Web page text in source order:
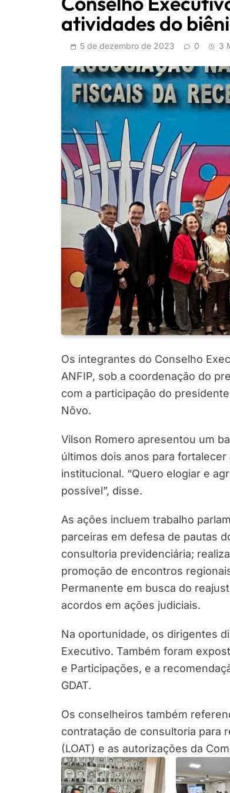
atividades do
5 de dezembro de 2023 0 3
Os integrantes do Conselho
ANFIP, sob a coordenação do
com a participação do
Nôvo.
Vilson Romero apresentou um
últimos dois anos para
institucional. “Quero elogiar e
possível”, disse.
As ações incluem trabalho
parceiras em defesa de pautas
consultoria previdenciária;
promoção de encontros
Permanente em busca do
acordos em ações judiciais.
Na oportunidade, os dirigentes
Executivo. Também foram
e Participações, e a
GDAT.
Os conselheiros também
contratação de consultoria para
(LOAT) e as autorizações da